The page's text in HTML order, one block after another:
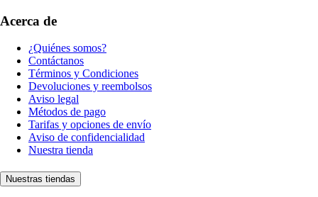
Acerca de
¿Quiénes somos?
Contáctanos
Términos y Condiciones
Devoluciones y reembolsos
Aviso legal
Métodos de pago
Tarifas y opciones de envío
Aviso de confidencialidad
Nuestra tienda
Nuestras tiendas